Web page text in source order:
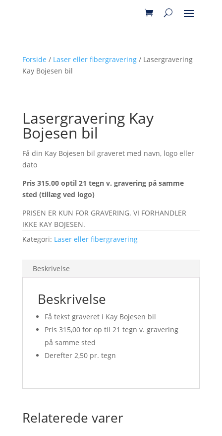
Forside / Laser eller fibergravering/ Lasergravering
Kay Bojesen bil
Lasergravering Kay
Bojesen bil
Få din Kay Bojesen bil graveret med navn, logo eller
dato
Pris 315,00 optil 21 tegn v. gravering på samme
sted (tillæg ved logo)
PRISEN ER KUN FOR GRAVERING. VI FORHANDLER
IKKE KAY BOJESEN.
Kategori: Laser eller fibergravering
Beskrivelse
Beskrivelse
Få tekst graveret i Kay Bojesen bil
Pris 315,00 for op til 21 tegn v. gravering
på samme sted
Derefter 2,50 pr. tegn
Relaterede varer